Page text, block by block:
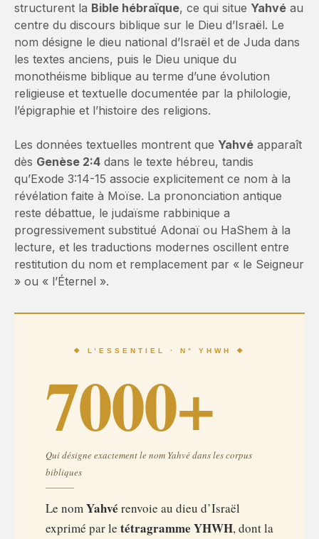
structurent la Bible hébraïque, ce qui situe Yahvé au
centre du discours biblique sur le Dieu d’Israël. Le
nom désigne le dieu national d’Israël et de Juda dans
les textes anciens, puis le Dieu unique du
monothéisme biblique au terme d’une évolution
religieuse et textuelle documentée par la philologie,
l’épigraphie et l’histoire des religions.
Les données textuelles montrent que Yahvé apparaît
dès Genèse 2:4 dans le texte hébreu, tandis
qu’Exode 3:14-15 associe explicitement ce nom à la
révélation faite à Moïse. La prononciation antique
reste débattue, le judaïsme rabbinique a
progressivement substitué Adonaï ou HaShem à la
lecture, et les traductions modernes oscillent entre
restitution du nom et remplacement par « le Seigneur
» ou « l’Éternel ».
❖ L’ESSENTIEL · N° YHWH ❖
7000+
Qui désigne exactement le nom Yahvé dans les corpus
bibliques
Le nomYahvé renvoie au dieu d’Israël
exprimé par le tétragramme YHWH, dont la